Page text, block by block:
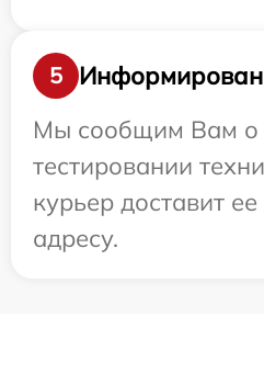
5
Мы сообщим Вам о
тестировании
курьер доставит
адресу.